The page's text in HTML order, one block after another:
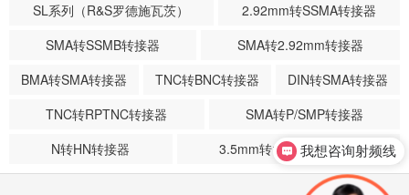
SL系列（R&S罗德施瓦茨）
2.92mm转SSMA转接器
SMA转SSMB转接器
SMA转2.92mm转接器
BMA转SMA转接器
TNC转BNC转接器
DIN转SMA转接器
TNC转RPTNC转接器
SMA转P/SMP转接器
N转HN转接器
3.5mm转1.85mm转接器
我想咨询射频线